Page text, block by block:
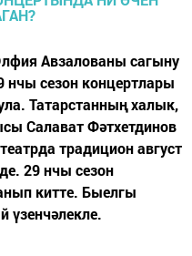
Авзалованы сагыну
нчы сезон концертлары
Татарстанның халык,
Салават Фәтхетдинов
традицион август
29 нчы сезон
китте. Быелгы
үзенчәлекле.